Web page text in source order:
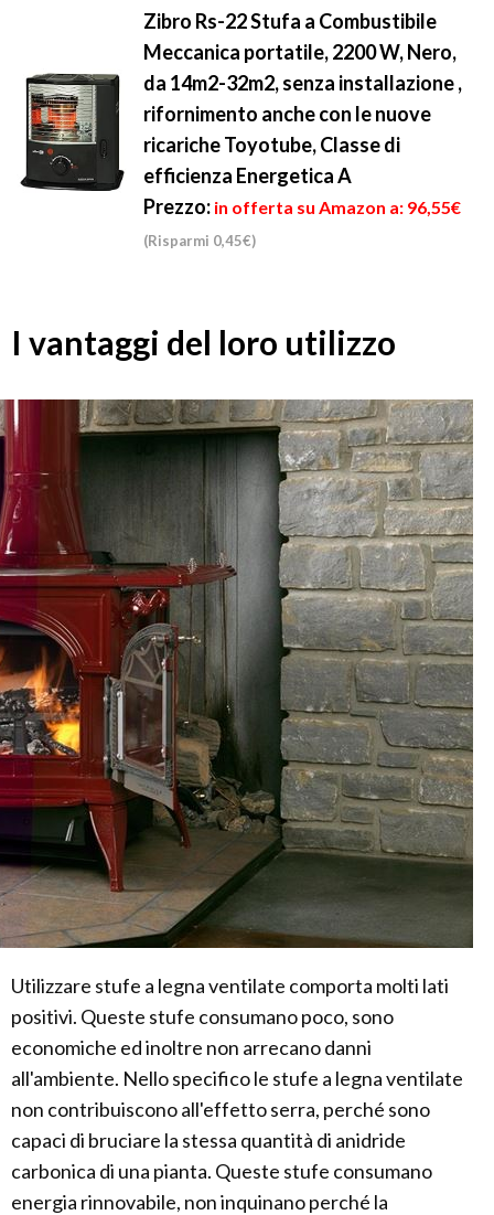
Zibro Rs-22 Stufa a Combustibile
Meccanica portatile, 2200 W, Nero,
da 14m2-32m2, senza installazione ,
rifornimento anche con le nuove
ricariche Toyotube, Classe di
efficienza Energetica A
Prezzo: in offerta su Amazon a: 96,55€
(Risparmi 0,45€)
I vantaggi del loro utilizzo
Utilizzare stufe a legna ventilate comporta molti lati
positivi. Queste stufe consumano poco, sono
economiche ed inoltre non arrecano danni
all'ambiente. Nello specifico le stufe a legna ventilate
non contribuiscono all'effetto serra, perché sono
capaci di bruciare la stessa quantità di anidride
carbonica di una pianta. Queste stufe consumano
energia rinnovabile, non inquinano perché la